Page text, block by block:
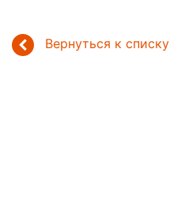
Вернуться к списку